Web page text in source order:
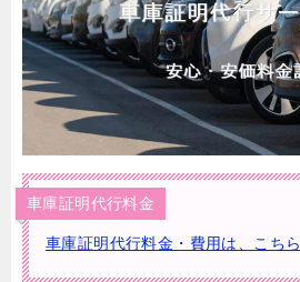
車庫証明代行料金
車庫証明代行料金・費用は、こちら